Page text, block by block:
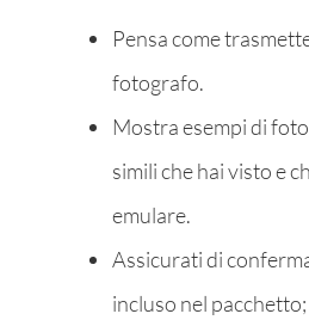
Pensa come
fotografo.
Mostra esempi di
simili che hai visto e
emulare.
Assicurati di
incluso nel